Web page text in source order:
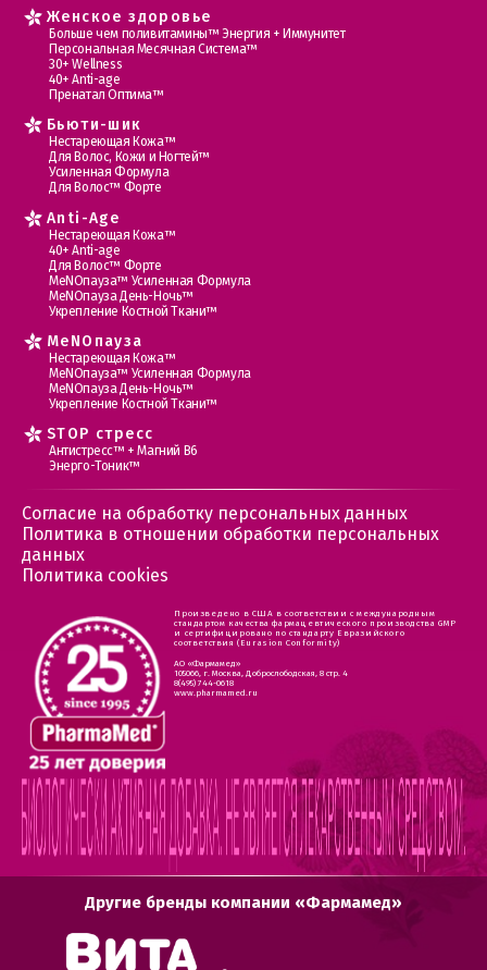
Женское здоровье
Больше чем поливитамины™ Энергия + Иммунитет
Персональная Месячная Система™
30+ Wellness
40+ Anti-age
Пренатал Оптима™
Бьюти-шик
Нестареющая Кожа™
Для Волос, Кожи и Ногтей™
Усиленная Формула
Для Волос™ Форте
Anti-Age
Нестареющая Кожа™
40+ Anti-age
Для Волос™ Форте
МеNOпауза™ Усиленная Формула
МеNOпауза День-Ночь™
Укрепление Костной Ткани™
MеNOпауза
Нестареющая Кожа™
МеNOпауза™ Усиленная Формула
МеNOпауза День-Ночь™
Укрепление Костной Ткани™
STOP стресс
Антистресс™ + Магний В6
Энерго-Тоник™
Согласие на обработку персональных данных
Политика в отношении обработки персональных
данных
Политика cookies
Произведено в США в соответствии с международным
стандартом качества фармацевтического производства GMP
и сертифицировано по стандарту Евразийского
соответствия (Eurasion Conformity)
АО «Фармамед»
105066, г. Москва, Доброслободская, 8 стр. 4
8(495) 744-0618
www.pharmamed.ru
Другие бренды компании «Фармамед»